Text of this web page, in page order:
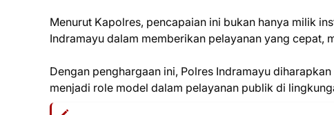
Menurut Kapolres, pencapaian ini bukan hanya milik
Indramayu dalam memberikan pelayanan yang cepat,
Dengan penghargaan ini, Polres Indramayu
menjadi role model dalam pelayanan publik di